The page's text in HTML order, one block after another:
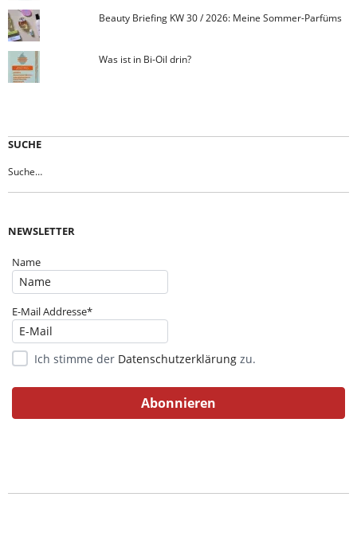
Beauty Briefing KW 30 / 2026: Meine Sommer-Parfüms
Was ist in Bi-Oil drin?
SUCHE
NEWSLETTER
Name
E-Mail Addresse*
Ich stimme der Datenschutzerklärung zu.